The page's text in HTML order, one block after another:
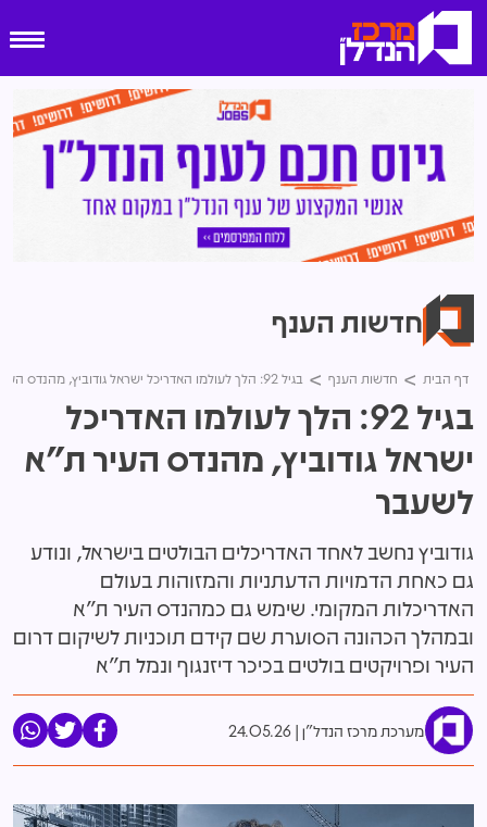
חדשות הענף
דף הבית חדשות הענף בגיל 92: הלך לעולמו האדריכל ישראל גודוביץ, מהנדס העיר ת"א לשעבר
בגיל 92: הלך לעולמו האדריכל
ישראל גודוביץ, מהנדס העיר ת"א
לשעבר
גודוביץ נחשב לאחד האדריכלים הבולטים בישראל, ונודע
גם כאחת הדמויות הדעתניות והמזוהות בעולם
האדריכלות המקומי. שימש גם כמהנדס העיר ת"א
ובמהלך הכהונה הסוערת שם קידם תוכניות לשיקום דרום
העיר ופרויקטים בולטים בכיכר דיזנגוף ונמל ת"א
מערכת מרכז הנדל"ן 24.05.26